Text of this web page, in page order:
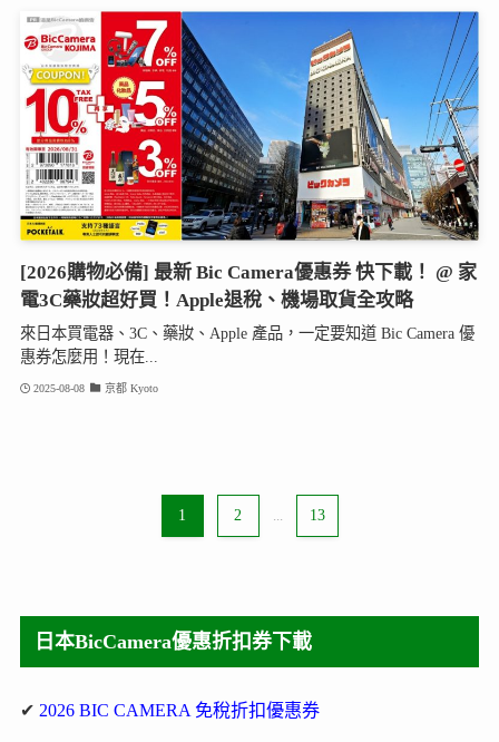
[2026購物必備] 最新 Bic Camera優惠券 快下載！ @ 家
電3C藥妝超好買！Apple退稅、機場取貨全攻略
來日本買電器、3C、藥妝、Apple 產品，一定要知道 Bic Camera 優
惠券怎麼用！現在...
2025-08-08 京都 Kyoto
1 2 ... 13
日本BicCamera優惠折扣券下載
✔ 2026 BIC CAMERA 免稅折扣優惠券